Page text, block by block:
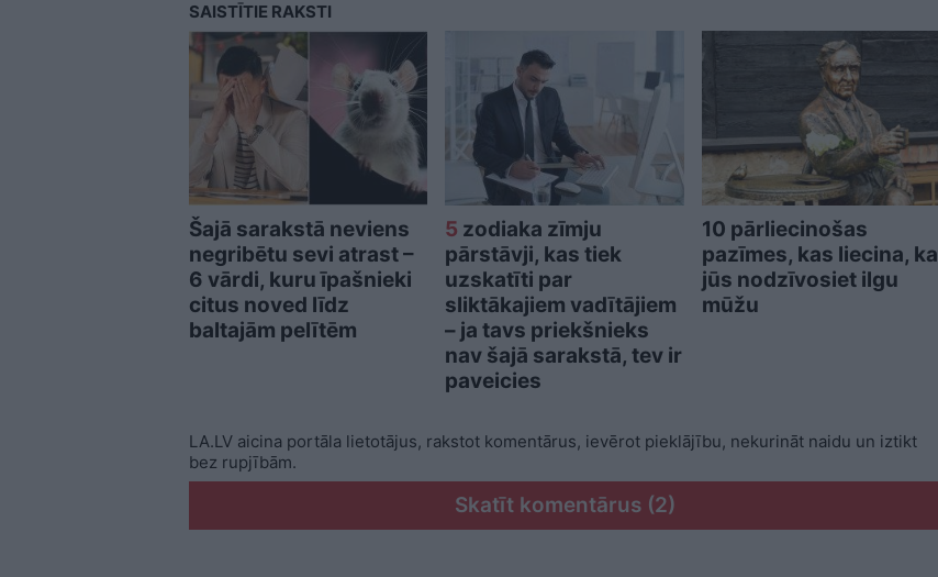
SAISTĪTIE RAKSTI
Šajā sarakstā neviens
negribētu sevi atrast –
6 vārdi, kuru īpašnieki
citus noved līdz
baltajām pelītēm
5 zodiaka zīmju
pārstāvji, kas tiek
uzskatīti par
sliktākajiem vadītājiem
– ja tavs priekšnieks
nav šajā sarakstā, tev ir
paveicies
10 pārliecinošas
pazīmes, kas liecina, ka
jūs nodzīvosiet ilgu
mūžu
LA.LV aicina portāla lietotājus, rakstot komentārus, ievērot pieklājību, nekurināt naidu un iztikt
bez rupjībām.
Skatīt komentārus (2)